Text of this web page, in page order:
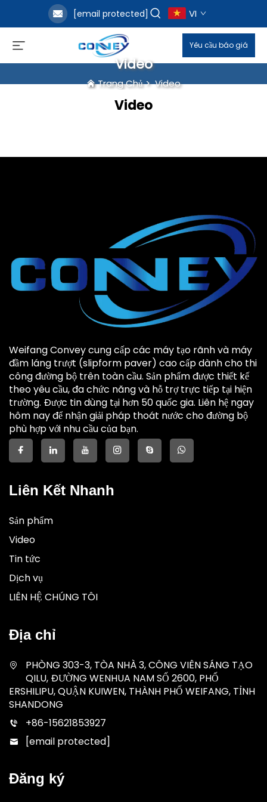
[email protected] VI
Yêu cầu báo giá
Video
Trang Chủ>Video
Video
Weifang Convey cung cấp các máy tạo rãnh và máy
đầm láng trượt (slipform paver) cao cấp dành cho thi
công đường bộ trên toàn cầu. Sản phẩm được thiết kế
theo yêu cầu, đa chức năng và hỗ trợ trực tiếp tại hiện
trường. Được tin dùng tại hơn 50 quốc gia. Liên hệ ngay
hôm nay để nhận giải pháp thoát nước cho đường bộ
phù hợp với nhu cầu của bạn.
Liên Kết Nhanh
Sản phẩm
Video
Tin tức
Dịch vụ
LIÊN HỆ CHÚNG TÔI
Địa chỉ
PHÒNG 303-3, TÒA NHÀ 3, CÔNG VIÊN SÁNG TẠO
QILU, ĐƯỜNG WENHUA NAM SỐ 2600, PHỐ
ERSHILIPU, QUẬN KUIWEN, THÀNH PHỐ WEIFANG, TỈNH
SHANDONG
+86-15621853927
[email protected]
Đăng ký